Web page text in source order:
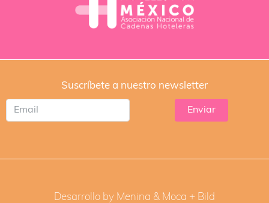
Suscríbete a nuestro newsletter
Desarrollo by Menina & Moca + Bild